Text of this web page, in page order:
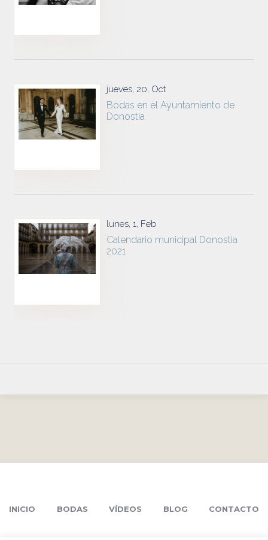
jueves, 20, Oct
Bodas en el Ayuntamiento de
Donostia
lunes, 1, Feb
Calendario municipal Donostia
2021
INICIO BODAS VÍDEOS BLOG CONTACTO